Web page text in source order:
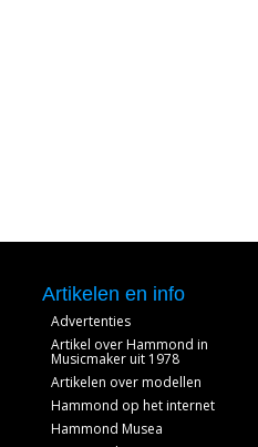
Artikelen en info
Advertenties
Artikel over Hammond in
Musicmaker uit 1978
Artikelen over modellen
Hammond op het internet
Hammond Musea